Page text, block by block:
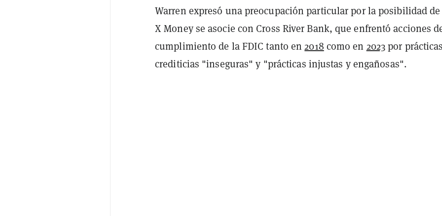
Warren expresó una preocupación particular por la posibilidad
X Money se asocie con Cross River Bank, que enfrentó acciones
cumplimiento de la FDIC tanto en2018 como en 2023por prácticas
crediticias "inseguras" y "prácticas injustas y engañosas".